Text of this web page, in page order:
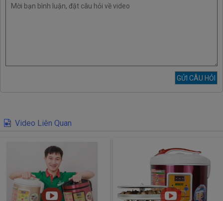
Video Liên Quan